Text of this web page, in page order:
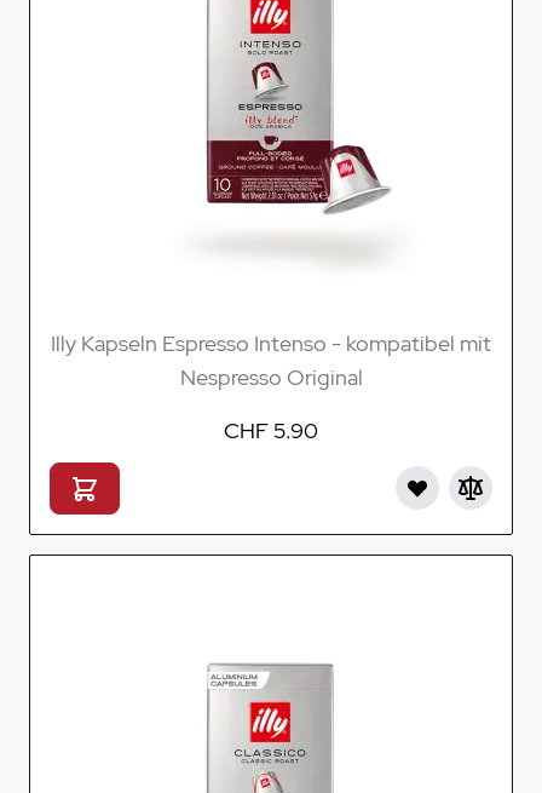
Illy Kapseln Espresso Intenso - kompatibel mit
Nespresso Original
CHF 5.90